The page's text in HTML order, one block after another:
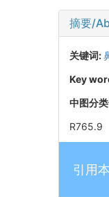
摘要/
关键词:
Key
中图分
R765.9
引用